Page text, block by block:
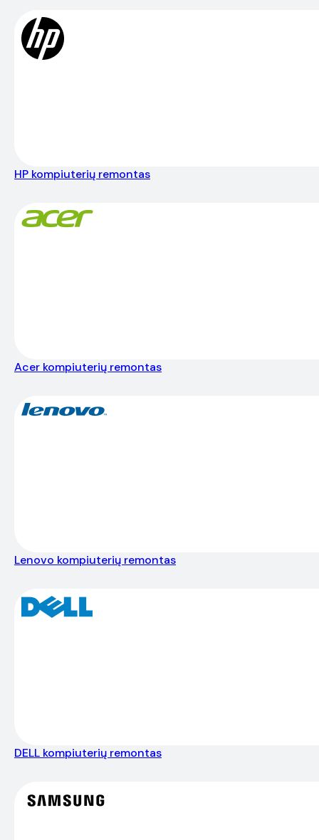
HP kompiuterių remontas
Acer kompiuterių remontas
Lenovo kompiuterių remontas
DELL kompiuterių remontas